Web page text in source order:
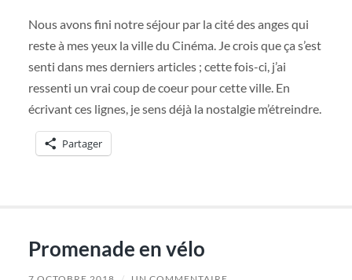
Nous avons fini notre séjour par la cité des anges qui
reste à mes yeux la ville du Cinéma. Je crois que ça s’est
senti dans mes derniers articles ; cette fois-ci, j’ai
ressenti un vrai coup de coeur pour cette ville. En
écrivant ces lignes, je sens déjà la nostalgie m’étreindre.
Partager
Promenade en vélo